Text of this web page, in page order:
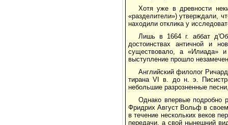
Хотя уже в древности
«разделители») утверждали,
находили отклика у
Лишь в 1664 г. аббат
достоинствах античной и
существовало, а «Илиада»
выступление прошло
Английский филолог
тирана VI в. до н. э.
небольшие разрозненные
Однако впервые подробно
Фридрих Август Вольф в
в течение нескольких веков
передачи, а свой нынешний